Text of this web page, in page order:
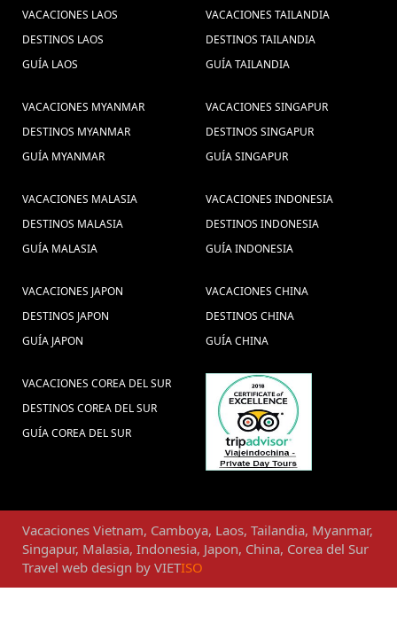
VACACIONES LAOS
DESTINOS LAOS
GUÍA LAOS
VACACIONES TAILANDIA
DESTINOS TAILANDIA
GUÍA TAILANDIA
VACACIONES MYANMAR
DESTINOS MYANMAR
GUÍA MYANMAR
VACACIONES SINGAPUR
DESTINOS SINGAPUR
GUÍA SINGAPUR
VACACIONES MALASIA
DESTINOS MALASIA
GUÍA MALASIA
VACACIONES INDONESIA
DESTINOS INDONESIA
GUÍA INDONESIA
VACACIONES JAPON
DESTINOS JAPON
GUÍA JAPON
VACACIONES CHINA
DESTINOS CHINA
GUÍA CHINA
VACACIONES COREA DEL SUR
DESTINOS COREA DEL SUR
GUÍA COREA DEL SUR
Vacaciones Vietnam, Camboya, Laos, Tailandia, Myanmar,
Singapur, Malasia, Indonesia, Japon, China, Corea del Sur
Travel web design by VIETISO